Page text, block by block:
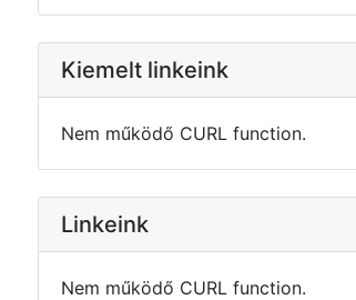
Kiemelt linkeink
Nem működő CURL function.
Linkeink
Nem működő CURL function.